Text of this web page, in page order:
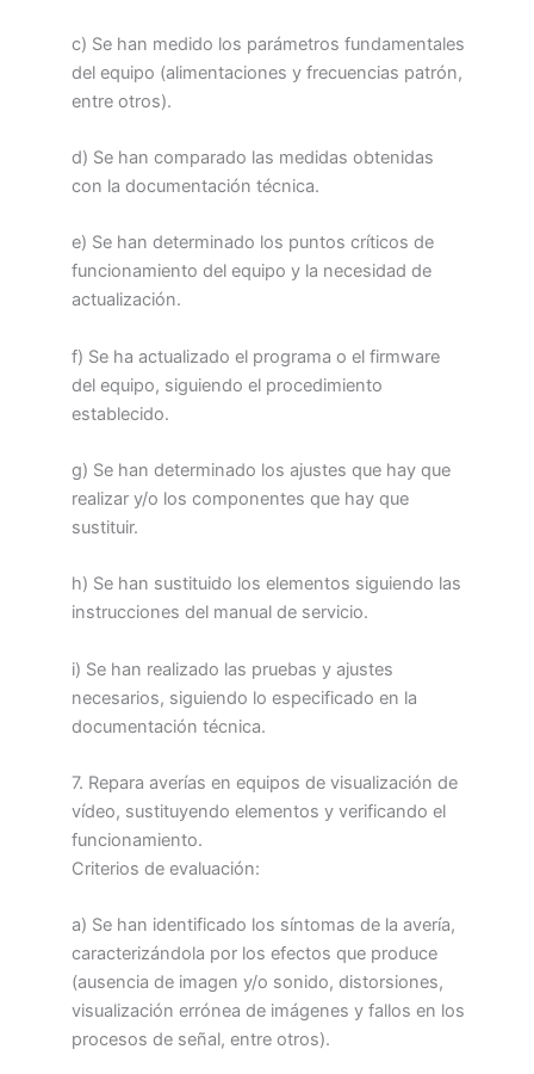
c) Se han medido los parámetros fundamentales
del equipo (alimentaciones y frecuencias patrón,
entre otros).
d) Se han comparado las medidas obtenidas
con la documentación técnica.
e) Se han determinado los puntos críticos de
funcionamiento del equipo y la necesidad de
actualización.
f) Se ha actualizado el programa o el firmware
del equipo, siguiendo el procedimiento
establecido.
g) Se han determinado los ajustes que hay que
realizar y/o los componentes que hay que
sustituir.
h) Se han sustituido los elementos siguiendo las
instrucciones del manual de servicio.
i) Se han realizado las pruebas y ajustes
necesarios, siguiendo lo especificado en la
documentación técnica.
7. Repara averías en equipos de visualización de
vídeo, sustituyendo elementos y verificando el
funcionamiento.
Criterios de evaluación:
a) Se han identificado los síntomas de la avería,
caracterizándola por los efectos que produce
(ausencia de imagen y/o sonido, distorsiones,
visualización errónea de imágenes y fallos en los
procesos de señal, entre otros).